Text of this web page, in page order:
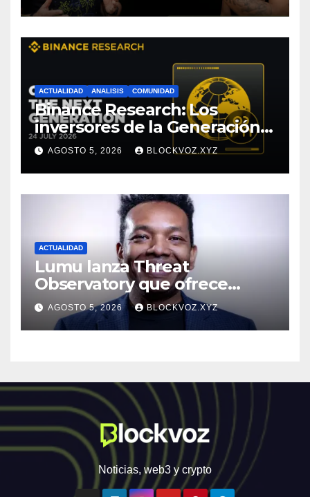
ACTUALIDAD ANALISIS COMUNIDAD
Binance Research: Los
inversores de la Generación Z
empiezan más jóvenes y
muestran mayor disciplina
financiera
AGOSTO 5, 2026 BLOCKVOZ.XYZ
ACTUALIDAD
Lumu lanza Threat
Observatory que ofrece
inteligencia de amenazas
personalizada y en tiempo
real
AGOSTO 5, 2026 BLOCKVOZ.XYZ
Noticias, web3 y crypto